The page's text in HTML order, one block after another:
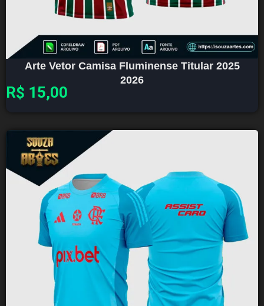
Arte Vetor Camisa Fluminense Titular 2025
2026
R$ 15,00